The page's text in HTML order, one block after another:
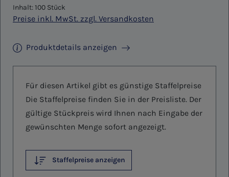
Inhalt:100 Stück
Preise inkl. MwSt. zzgl. Versandkosten
Produktdetails anzeigen
Für diesen Artikel gibt es günstige Staffelpreise
Die Staffelpreise finden Sie in der Preisliste. Der
gültige Stückpreis wird Ihnen nach Eingabe der
gewünschten Menge sofort angezeigt.
Staffelpreise anzeigen